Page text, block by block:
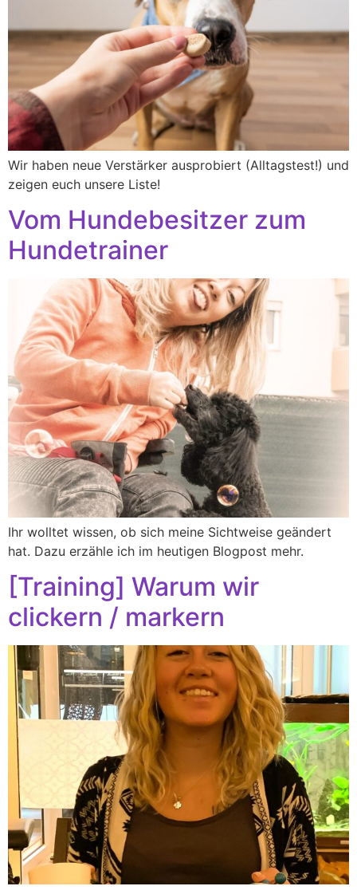
Wir haben neue Verstärker ausprobiert (Alltagstest!) und
zeigen euch unsere Liste!
Vom Hundebesitzer zum
Hundetrainer
Ihr wolltet wissen, ob sich meine Sichtweise geändert
hat. Dazu erzähle ich im heutigen Blogpost mehr.
[Training] Warum wir
clickern / markern